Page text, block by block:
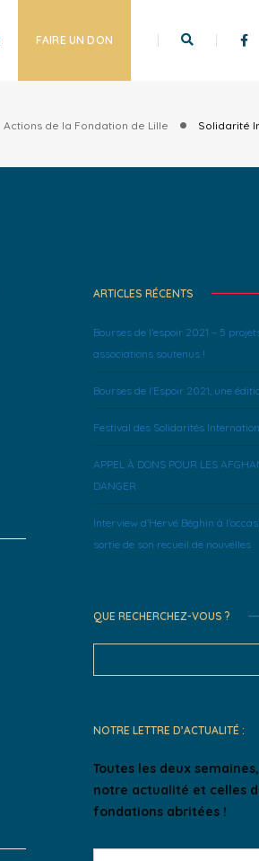
FAIRE UN DON
Actions de la Fondation de Lille Solidarité
ARTICLES RÉCENTS
Bourses de l’espoir 2021 – 5
associations soutenus !
Bourses de l’Espoir 2021, une
Festival des Solidarités
APPEL À DONS POUR LES
DANGER
Interview d’Hervé Béghin à
sortie de son recueil de nouvelles
QUE RECHERCHEZ-VOUS ?
Search
NOTRE LETTRE D’ACTUALITÉ :
Toutes les deux
notre actualité et celles
fondations abritées !